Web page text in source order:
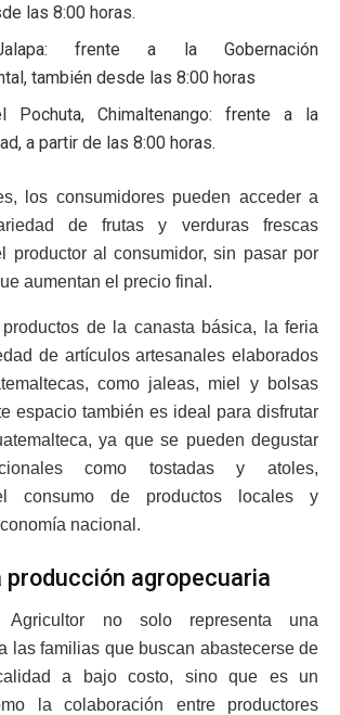
las 8:00 horas.
frente a la Gobernación
también desde las 8:00 horas
Pochuta, Chimaltenango: frente a la
a partir de las 8:00 horas.
los consumidores pueden acceder a
de frutas y verduras frescas
productor al consumidor, sin pasar por
aumentan el precio final.
de la canasta básica, la feria
de artículos artesanales elaborados
como jaleas, miel y bolsas
espacio también es ideal para disfrutar
ya que se pueden degustar
como tostadas y atoles,
consumo de productos locales y
nacional.
producción agropecuaria
no solo representa una
las familias que buscan abastecerse de
a bajo costo, sino que es un
la colaboración entre productores